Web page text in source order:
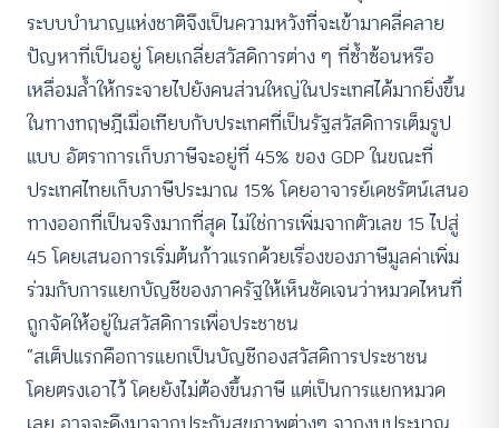
ระบบบำนาญแห่งชาติจึงเป็นความหวังที่จะเข้ามาคลี่คลาย
ปัญหาที่เป็นอยู่ โดยเกลี่ยสวัสดิการต่าง ๆ ที่ซ้ำซ้อนหรือ
เหลื่อมล้ำให้กระจายไปยังคนส่วนใหญ่ในประเทศได้มากยิ่งขึ้น
ในทางทฤษฎีเมื่อเทียบกับประเทศที่เป็นรัฐสวัสดิการเต็มรูป
แบบ อัตราการเก็บภาษีจะอยู่ที่ 45% ของ GDP ในขณะที่
ประเทศไทยเก็บภาษีประมาณ 15% โดยอาจารย์เดชรัตน์เสนอ
ทางออกที่เป็นจริงมากที่สุด ไม่ใช่การเพิ่มจากตัวเลข 15 ไปสู่
45 โดยเสนอการเริ่มต้นก้าวแรกด้วยเรื่องของภาษีมูลค่าเพิ่ม
ร่วมกับการแยกบัญชีของภาครัฐให้เห็นชัดเจนว่าหมวดไหนที่
ถูกจัดให้อยู่ในสวัสดิการเพื่อประชาชน
“สเต็ปแรกคือการแยกเป็นบัญชีกองสวัสดิการประชาชน
โดยตรงเอาไว้ โดยยังไม่ต้องขึ้นภาษี แต่เป็นการแยกหมวด